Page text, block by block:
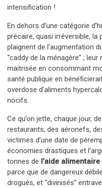
intensification !
En dehors d’une catégorie
précaire, quasi irréversible,
plaignent de l’augmentation
“caddy de la ménagère” ;
maitrisée en consommant
santé publique en
overdose d’aliments
nocifs.
Ce qu’on jette, chaque jour,
restaurants, des aéronefs,
victimes d’une date de
économies drastiques et
tonnes de l’aide alimentaire
parce que de dangereux
drogués, et “divinisés”